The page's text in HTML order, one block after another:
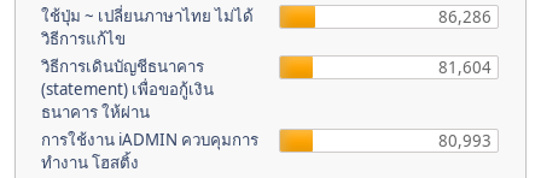
ใช้ปุ่ม ~ เปลี่ยนภาษาไทย ไม่ได้
วิธีการแก้ไข
86,286
วิธีการเดินบัญชีธนาคาร
(statement) เพื่อขอกู้เงิน
ธนาคาร ให้ผ่าน
81,604
การใช้งาน iADMIN ควบคุมการ
ทำงาน โฮสติ้ง
80,993